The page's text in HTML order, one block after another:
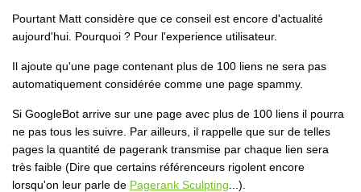
Pourtant Matt considère que ce conseil est encore d'actualité
aujourd'hui. Pourquoi ? Pour l'experience utilisateur.
Il ajoute qu'une page contenant plus de 100 liens ne sera pas
automatiquement considérée comme une page spammy.
Si GoogleBot arrive sur une page avec plus de 100 liens il pourra
ne pas tous les suivre. Par ailleurs, il rappelle que sur de telles
pages la quantité de pagerank transmise par chaque lien sera
très faible (Dire que certains référenceurs rigolent encore
lorsqu'on leur parle de Pagerank Sculpting ...).